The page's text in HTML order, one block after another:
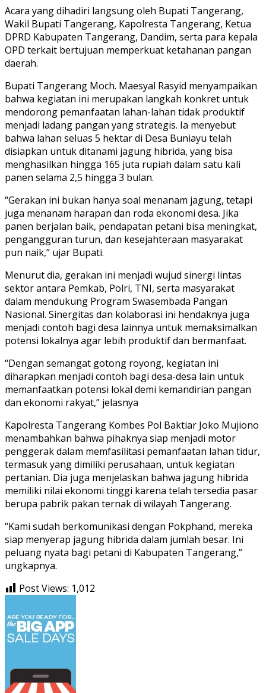
Acara yang dihadiri langsung oleh Bupati Tangerang,
Wakil Bupati Tangerang, Kapolresta Tangerang, Ketua
DPRD Kabupaten Tangerang, Dandim, serta para kepala
OPD terkait bertujuan memperkuat ketahanan pangan
daerah.
Bupati Tangerang Moch. Maesyal Rasyid menyampaikan
bahwa kegiatan ini merupakan langkah konkret untuk
mendorong pemanfaatan lahan-lahan tidak produktif
menjadi ladang pangan yang strategis. Ia menyebut
bahwa lahan seluas 5 hektar di Desa Buniayu telah
disiapkan untuk ditanami jagung hibrida, yang bisa
menghasilkan hingga 165 juta rupiah dalam satu kali
panen selama 2,5 hingga 3 bulan.
“Gerakan ini bukan hanya soal menanam jagung, tetapi
juga menanam harapan dan roda ekonomi desa. Jika
panen berjalan baik, pendapatan petani bisa meningkat,
pengangguran turun, dan kesejahteraan masyarakat
pun naik,” ujar Bupati.
Menurut dia, gerakan ini menjadi wujud sinergi lintas
sektor antara Pemkab, Polri, TNI, serta masyarakat
dalam mendukung Program Swasembada Pangan
Nasional. Sinergitas dan kolaborasi ini hendaknya juga
menjadi contoh bagi desa lainnya untuk memaksimalkan
potensi lokalnya agar lebih produktif dan bermanfaat.
“Dengan semangat gotong royong, kegiatan ini
diharapkan menjadi contoh bagi desa-desa lain untuk
memanfaatkan potensi lokal demi kemandirian pangan
dan ekonomi rakyat,” jelasnya
Kapolresta Tangerang Kombes Pol Baktiar Joko Mujiono
menambahkan bahwa pihaknya siap menjadi motor
penggerak dalam memfasilitasi pemanfaatan lahan tidur,
termasuk yang dimiliki perusahaan, untuk kegiatan
pertanian. Dia juga menjelaskan bahwa jagung hibrida
memiliki nilai ekonomi tinggi karena telah tersedia pasar
berupa pabrik pakan ternak di wilayah Tangerang.
“Kami sudah berkomunikasi dengan Pokphand, mereka
siap menyerap jagung hibrida dalam jumlah besar. Ini
peluang nyata bagi petani di Kabupaten Tangerang,”
ungkapnya.
Post Views: 1,012